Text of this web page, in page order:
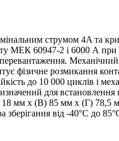
струмом 4A та
МЕК 60947-2 і 6000 А
фізичне розмикання
до 10 000 циклів і
для
мм x (В) 85 мм x (Г) 78,5
від -40°C до